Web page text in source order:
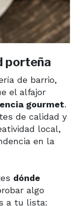
porteña
de barrio,
el alfajor
gourmet.
de calidad y
local,
en la
dónde
algo
a tu lista: